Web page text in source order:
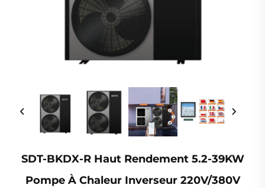
SDT-BKDX-R Haut Rendement 5.2-39KW
Pompe À Chaleur Inverseur 220V/380V